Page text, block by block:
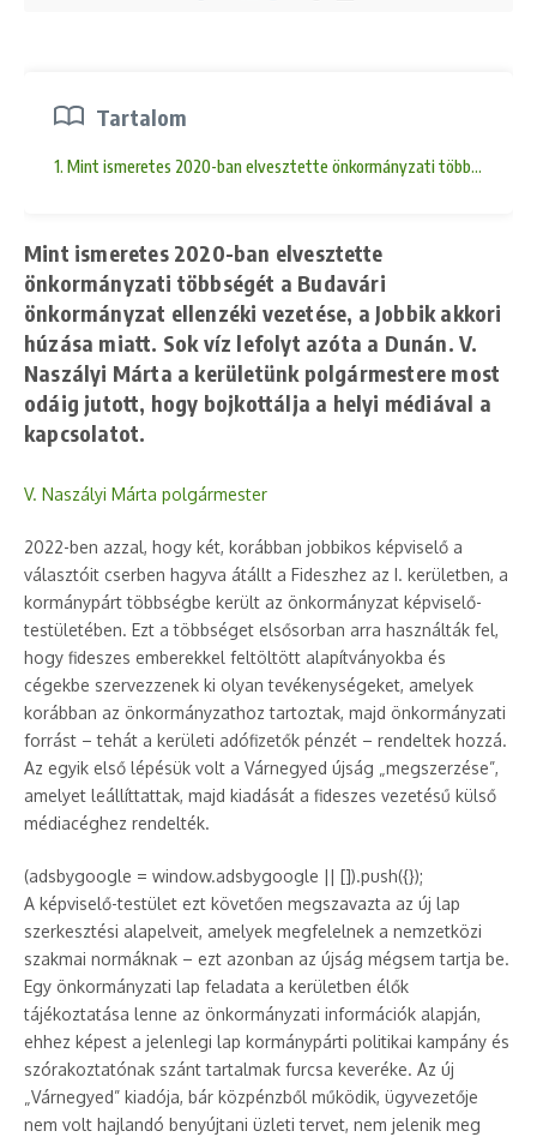
Tartalom
1. Mint ismeretes 2020-ban elvesztette önkormányzati többségét a
Mint ismeretes 2020-ban elvesztette
önkormányzati többségét a Budavári
önkormányzat ellenzéki vezetése, a Jobbik akkori
húzása miatt. Sok víz lefolyt azóta a Dunán. V.
Naszályi Márta a kerületünk polgármestere most
odáig jutott, hogy bojkottálja a helyi médiával a
kapcsolatot.
V. Naszályi Márta polgármester
2022-ben azzal, hogy két, korábban jobbikos képviselő a
választóit cserben hagyva átállt a Fideszhez az I. kerületben, a
kormánypárt többségbe került az önkormányzat képviselő-
testületében. Ezt a többséget elsősorban arra használták fel,
hogy fideszes emberekkel feltöltött alapítványokba és
cégekbe szervezzenek ki olyan tevékenységeket, amelyek
korábban az önkormányzathoz tartoztak, majd önkormányzati
forrást – tehát a kerületi adófizetők pénzét – rendeltek hozzá.
Az egyik első lépésük volt a Várnegyed újság „megszerzése”,
amelyet leállíttattak, majd kiadását a fideszes vezetésű külső
médiacéghez rendelték.
(adsbygoogle = window.adsbygoogle || []).push({});
A képviselő-testület ezt követően megszavazta az új lap
szerkesztési alapelveit, amelyek megfelelnek a nemzetközi
szakmai normáknak – ezt azonban az újság mégsem tartja be.
Egy önkormányzati lap feladata a kerületben élők
tájékoztatása lenne az önkormányzati információk alapján,
ehhez képest a jelenlegi lap kormánypárti politikai kampány és
szórakoztatónak szánt tartalmak furcsa keveréke. Az új
„Várnegyed” kiadója, bár közpénzből működik, ügyvezetője
nem volt hajlandó benyújtani üzleti tervet, nem jelenik meg